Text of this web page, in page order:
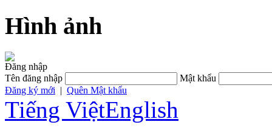
Hình ảnh
Đăng nhập
Tên đăng nhập
Mật khẩu
Đăng ký mới | Quên Mật khẩu
Tiếng ViệtEnglish